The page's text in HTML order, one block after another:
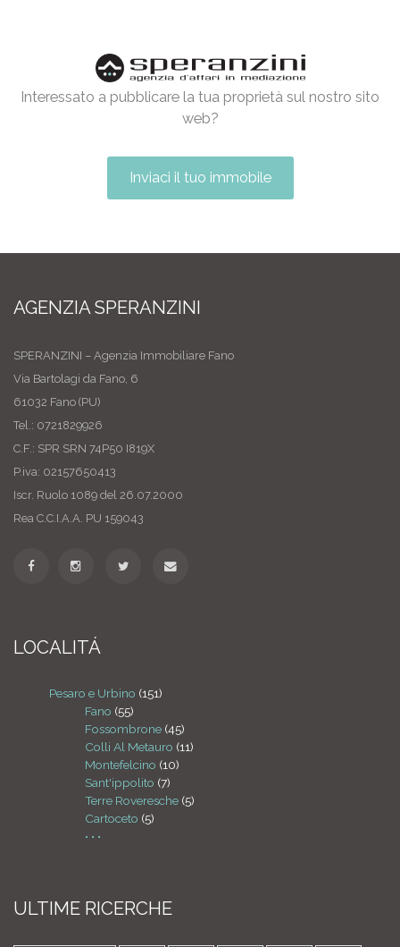
Interessato a pubblicare la tua proprietà sul nostro sito
web?
Inviaci il tuo immobile
AGENZIA SPERANZINI
SPERANZINI – Agenzia Immobiliare Fano
Via Bartolagi da Fano, 6
61032 Fano (PU)
Tel.: 0721829926
C.F.: SPR SRN 74P50 I819X
P.iva: 02157650413
Iscr. Ruolo 1089 del 26.07.2000
Rea C.C.I.A.A. PU 159043
LOCALITÁ
Pesaro e Urbino (151)
Fano (55)
Fossombrone (45)
Colli Al Metauro (11)
Montefelcino (10)
Sant'ippolito (7)
Terre Roveresche (5)
Cartoceto (5)
• • •
ULTIME RICERCHE